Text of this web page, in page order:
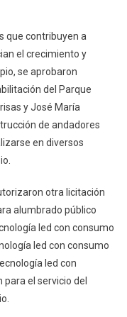
que contribuyen a
el crecimiento y
se aprobaron
del Parque
y José María
de andadores
en diversos
otra licitación
alumbrado público
led con consumo
led con consumo
led con
el servicio del